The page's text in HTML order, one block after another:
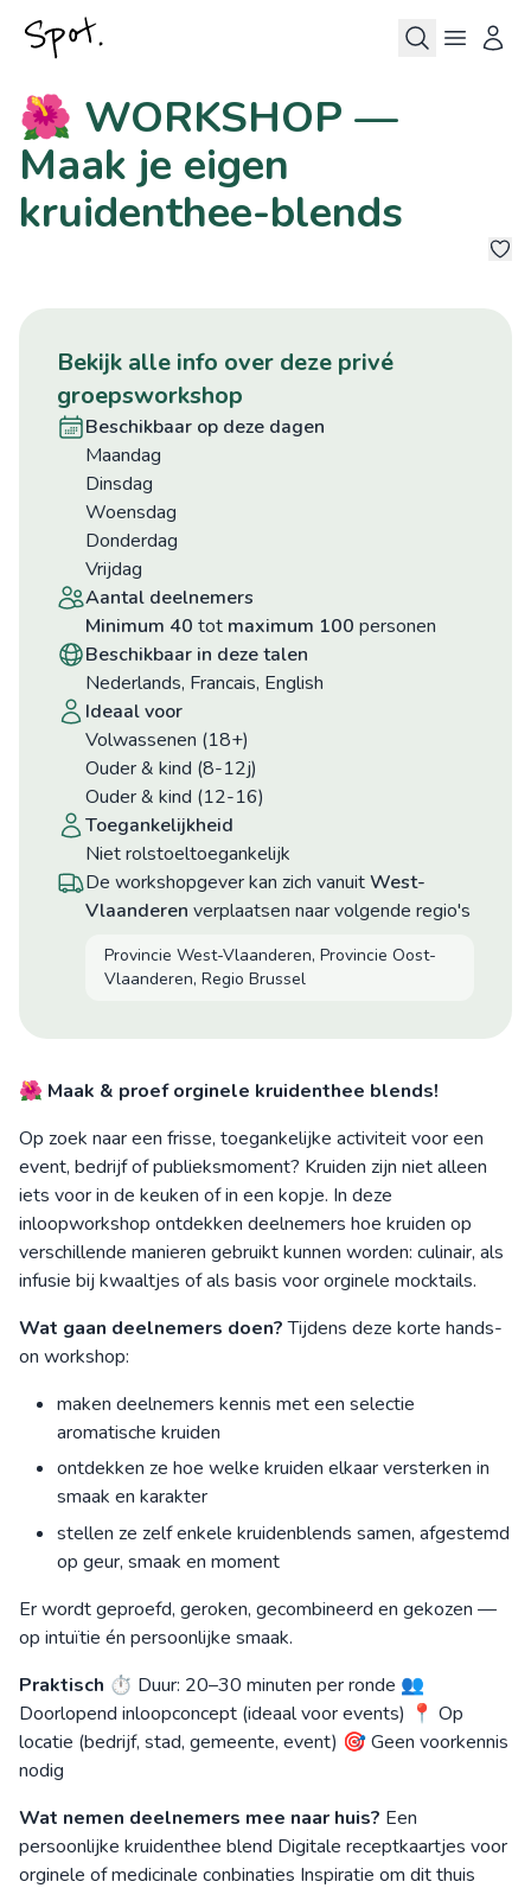
🌺 WORKSHOP —
Maak je eigen
kruidenthee-blends
bekijk alle info over deze privé
groepsworkshop
beschikbaar op deze dagen
maandag
dinsdag
woensdag
donderdag
vrijdag
aantal deelnemers
minimum 40 tot maximum 100 personen
beschikbaar in deze talen
Nederlands, Francais, English
ideaal voor
Volwassenen (18+)
Ouder & kind (8-12j)
Ouder & kind (12-16)
toegankelijkheid
niet rolstoeltoegankelijk
De workshopgever kan zich vanuitWest-
Vlaanderen verplaatsen naar volgende regio's
Provincie West-Vlaanderen, Provincie Oost-
Vlaanderen, Regio Brussel
🌺 Maak & proef orginele kruidenthee blends!
Op zoek naar een frisse, toegankelijke activiteit voor een
event, bedrijf of publieksmoment? Kruiden zijn niet alleen
iets voor in de keuken of in een kopje. In deze
inloopworkshop ontdekken deelnemers hoe kruiden op
verschillende manieren gebruikt kunnen worden: culinair, als
infusie bij kwaaltjes of als basis voor orginele mocktails.
Wat gaan deelnemers doen?Tijdens deze korte hands-
on workshop:
maken deelnemers kennis met een selectie
aromatische kruiden
ontdekken ze hoe welke kruiden elkaar versterken in
smaak en karakter
stellen ze zelf enkele kruidenblends samen, afgestemd
op geur, smaak en moment
Er wordt geproefd, geroken, gecombineerd en gekozen —
op intuïtie én persoonlijke smaak.
Praktisch ⏱ Duur: 20–30 minuten per ronde 👥
Doorlopend inloopconcept (ideaal voor events) 📍 Op
locatie (bedrijf, stad, gemeente, event) 🎯 Geen voorkennis
nodig
Wat nemen deelnemers mee naar huis? Een
persoonlijke kruidenthee blend Digitale receptkaartjes voor
orginele of medicinale conbinaties Inspiratie om dit thuis